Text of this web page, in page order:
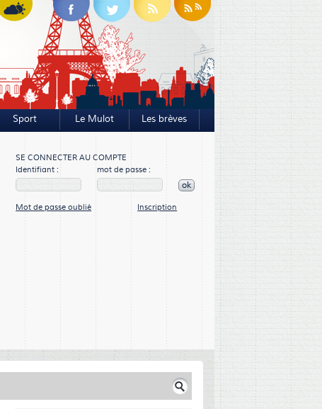
Sport Le Mulot Les brèves
SE CONNECTER AU COMPTE
Identifiant :
mot de passe :
ok
Mot de passe oublié Inscription